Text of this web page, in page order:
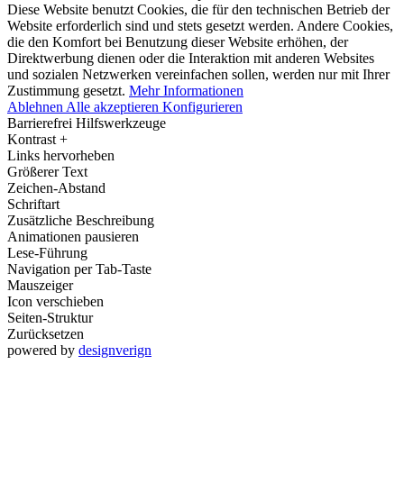
Diese Website benutzt Cookies, die für den technischen Betrieb der
Website erforderlich sind und stets gesetzt werden. Andere Cookies,
die den Komfort bei Benutzung dieser Website erhöhen, der
Direktwerbung dienen oder die Interaktion mit anderen Websites
und sozialen Netzwerken vereinfachen sollen, werden nur mit Ihrer
Zustimmung gesetzt. Mehr Informationen
Ablehnen Alle akzeptieren Konfigurieren
Barrierefrei Hilfswerkzeuge
Kontrast +
Links hervorheben
Größerer Text
Zeichen-Abstand
Schriftart
Zusätzliche Beschreibung
Animationen pausieren
Lese-Führung
Navigation per Tab-Taste
Mauszeiger
Icon verschieben
Seiten-Struktur
Zurücksetzen
powered by designverign